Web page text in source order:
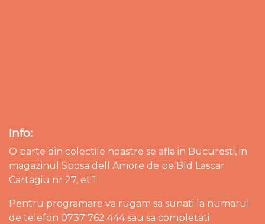
Info:
O parte din colectile noastre se afla in Bucuresti, in
magazinul Sposa dell Amore de pe Bld Lascar
Cartagiu nr 27, et 1
Pentru programare va rugam sa sunati la numarul
de telefon 0737 762 444 sau sa completati